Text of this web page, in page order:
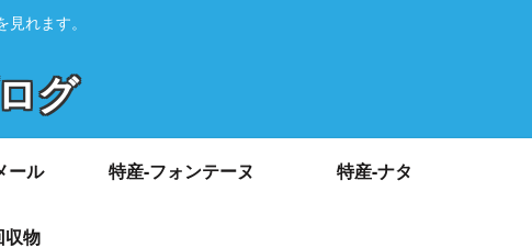
れます。
グ
ール 特産-フォンテーヌ 特産-ナタ
収物